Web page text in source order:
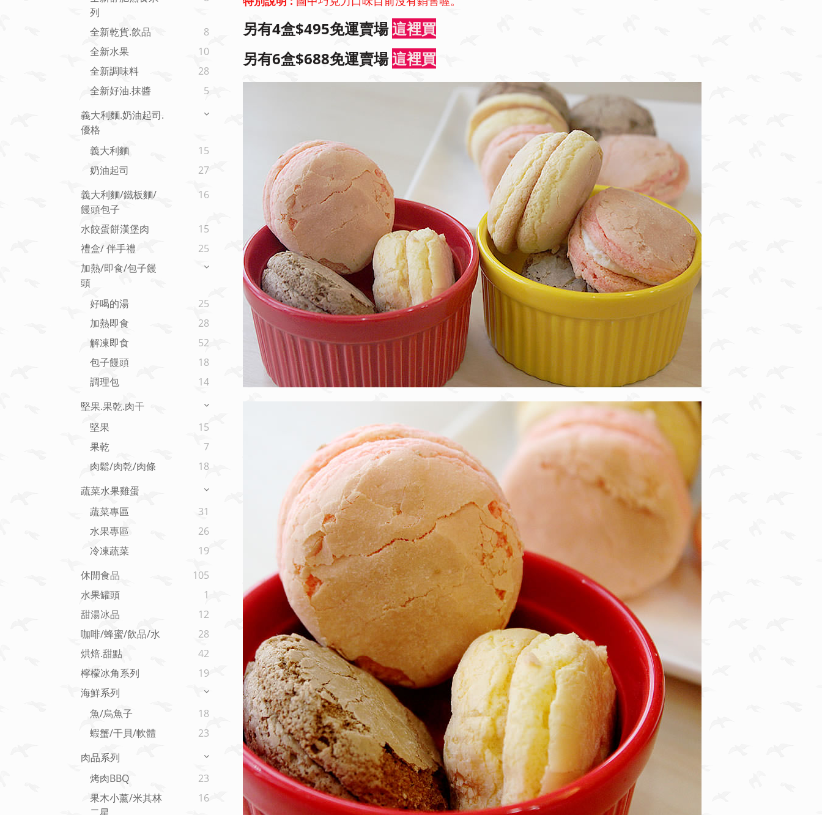
列
全新乾貨.飲品
8
全新水果
10
全新調味料
28
全新好油.抹醬
5
義大利麵.奶油起司.
優格
義大利麵
15
奶油起司
27
義大利麵/鐵板麵/
饅頭包子
16
水餃蛋餅漢堡肉
15
禮盒/ 伴手禮
25
加熱/即食/包子饅
頭
好喝的湯
25
加熱即食
28
解凍即食
52
包子饅頭
18
調理包
14
堅果.果乾.肉干
堅果
15
果乾
7
肉鬆/肉乾/肉條
18
蔬菜水果雞蛋
蔬菜專區
31
水果專區
26
冷凍蔬菜
19
休閒食品
105
水果罐頭
1
甜湯冰品
12
咖啡/蜂蜜/飲品/水
28
烘焙.甜點
42
檸檬冰角系列
19
海鮮系列
魚/烏魚子
18
蝦蟹/干貝/軟體
23
肉品系列
烤肉BBQ
23
果木小薰/米其林
16
另有4盒$495免運賣場這裡買
另有6盒$688免運賣場這裡買